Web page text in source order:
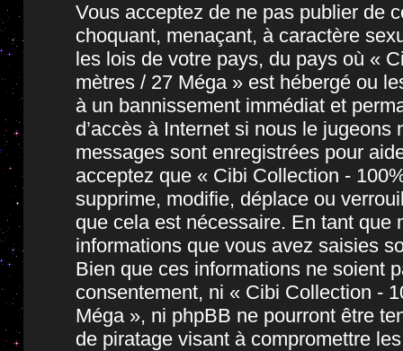
Vous acceptez de ne pas publier de
choquant, menaçant, à caractère
les lois de votre pays, du pays où «
mètres / 27 Méga » est hébergé ou
à un bannissement immédiat et
d’accès à Internet si nous le
messages sont enregistrées pour
acceptez que « Cibi Collection -
supprime, modifie, déplace ou
que cela est nécessaire. En tant
informations que vous avez saisies
Bien que ces informations ne soient
consentement, ni « Cibi Collection -
Méga », ni phpBB ne pourront être
de piratage visant à compromettre